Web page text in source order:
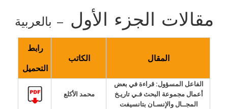
مقالات الجزء الأول – بالعربية
رابط
التحميل
الكاتب المقال
محمد الأكلع
الفاعل المسؤول: قراءة في بعض
أعمال مجموعة البحث فـي تاريـخ
المجــال والإنسـان بتانسيفت